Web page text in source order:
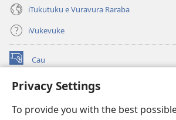
Privacy Settings
To provide you with the best
iTukutuku e Vuravura Raraba
iVukevuke
Cau
(opens
window)Watchtower LAIBRI ENA INTERNET™
new
®